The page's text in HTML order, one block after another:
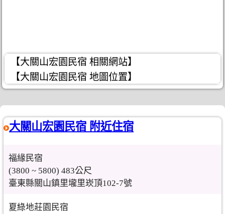
【大關山宏園民宿 相關網站】
【大關山宏園民宿 地圖位置】
大關山宏園民宿 附近住宿
福緣民宿
(3800 ~ 5800) 483公尺
臺東縣關山鎮里壠里崁頂102-7號
夏綠地莊園民宿